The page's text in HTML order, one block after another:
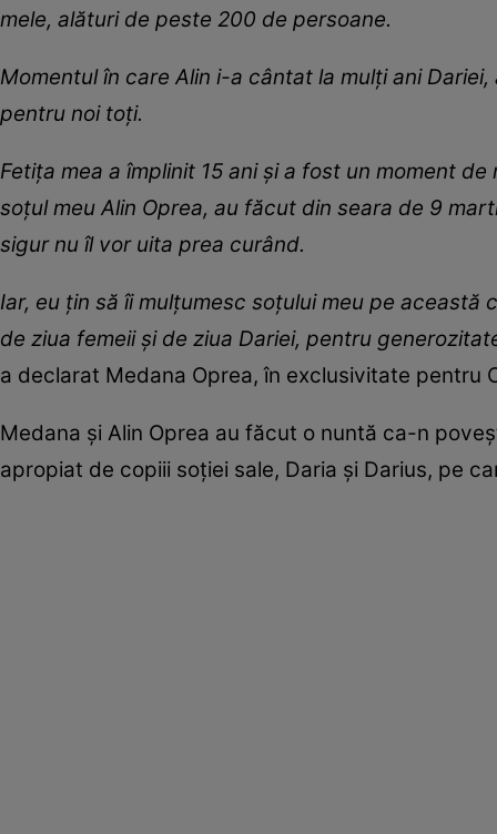
mele, alături de peste 200 de persoane.
Momentul în care Alin i-a cântat la mulți ani
pentru noi toți.
Fetița mea a împlinit 15 ani și a fost un moment
soțul meu Alin Oprea, au făcut din seara de 9
sigur nu îl vor uita prea curând.
Iar, eu țin să îi mulțumesc soțului meu pe
de ziua femeii și de ziua Dariei, pentru
a declarat Medana Oprea, în exclusivitate pentru
Medana și Alin Oprea au făcut o nuntă ca-n
apropiat de copiii soției sale, Daria și Darius, pe